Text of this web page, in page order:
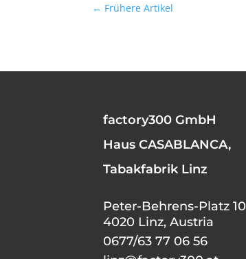
← Frühere Artikel
factory300 GmbH
Haus CASABLANCA,
Tabakfabrik Linz
Peter-Behrens-Platz 10
4020 Linz, Austria
0677/63 77 06 56